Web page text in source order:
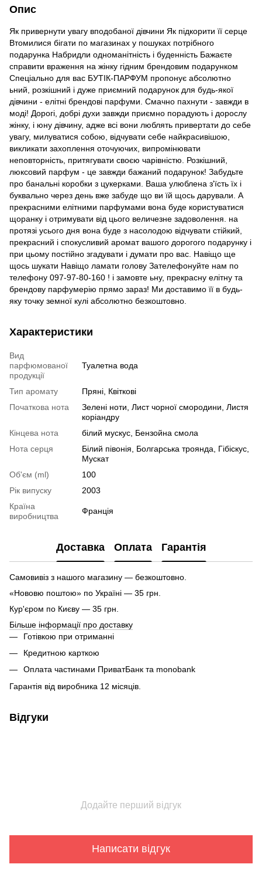
Опис
Як привернути увагу вподобаної дівчини Як підкорити її серце
Втомилися бігати по магазинах у пошуках потрібного
подарунка Набридли одноманітність і буденність Бажаєте
справити враження на жінку гідним брендовим подарунком
Спеціально для вас БУТІК-ПАРФУМ пропонує абсолютно
ьний, розкішний і дуже приємний подарунок для будь-якої
дівчини - елітні брендові парфуми. Смачно пахнути - завжди в
моді! Дорогі, добрі духи завжди приємно порадують і дорослу
жінку, і юну дівчину, адже всі вони люблять привертати до себе
увагу, милуватися собою, відчувати себе найкрасивішою,
викликати захоплення оточуючих, випромінювати
неповторність, притягувати своєю чарівністю. Розкішний,
люксовий парфум - це завжди бажаний подарунок! Забудьте
про банальні коробки з цукерками. Ваша улюблена з'їсть їх і
буквально через день вже забуде що ви їй щось дарували. А
прекрасними елітними парфумами вона буде користуватися
щоранку і отримувати від цього величезне задоволення. на
протязі усього дня вона буде з насолодою відчувати стійкий,
прекрасний і спокусливий аромат вашого дорогого подарунку і
при цьому постійно згадувати і думати про вас. Навіщо ще
щось шукати Навіщо ламати голову Зателефонуйте нам по
телефону 097-97-80-160 ! і замовте ьну, прекрасну елітну та
брендову парфумерію прямо зараз! Ми доставимо її в будь-
яку точку земної кулі абсолютно безкоштовно.
Характеристики
Вид
парфюмованої
продукції
Туалетна вода
Тип аромату
Пряні, Квіткові
Початкова нота
Зелені ноти, Лист чорної смородини, Листя
коріандру
Кінцева нота
білий мускус, Бензойна смола
Нота серця
Білий півонія, Болгарська троянда, Гібіскус,
Мускат
Об'єм (ml)
100
Рік випуску
2003
Країна
виробництва
Франція
Доставка Оплата Гарантія
Самовивіз з нашого магазину — безкоштовно.
«Нововю поштою» по Україні — 35 грн.
Кур'єром по Києву — 35 грн.
Більше інформації про доставку
Готівкою при отриманні
Кредитною карткою
Оплата частинами ПриватБанк та monobank
Гарантія від виробника 12 місяців.
Відгуки
Додайте перший відгук
Написати відгук